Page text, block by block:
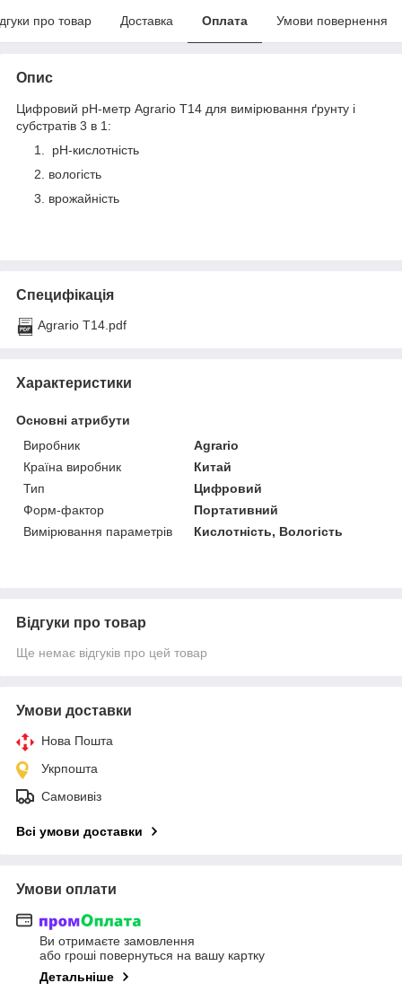
про товар Доставка Оплата Умови повернення
Опис
Цифровий рН-метр Agrario Т14 для вимірювання ґрунту і
субстратів 3 в 1:
рН-кислотність
вологість
врожайність
Специфікація
Agrario Т14.pdf
Характеристики
Основні атрибути
Виробник
Agrario
Країна виробник
Китай
Тип
Цифровий
Форм-фактор
Портативний
Вимірювання параметрів
Кислотність, Вологість
Відгуки про товар
Ще немає відгуків про цей товар
Умови доставки
Нова Пошта
Укрпошта
Самовивіз
Всі умови доставки
Умови оплати
Ви отримаєте замовлення
або гроші повернуться на вашу картку
Детальніше